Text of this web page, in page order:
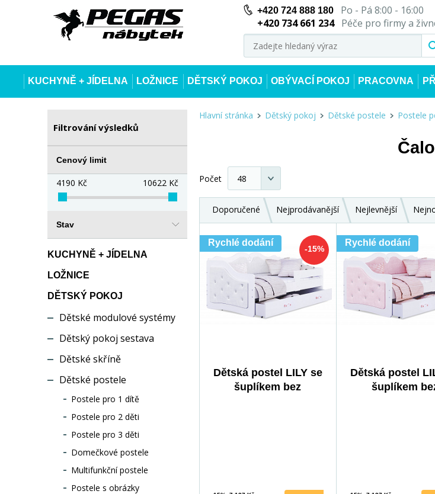
+420 724 888 180Po - Pá 8:00 - 16:00
+420 734 661 234
Péče pro firmy a
KUCHYNĚ + JÍDELNA LOŽNICE DĚTSKÝ POKOJ OBÝVACÍ POKOJ PRACOVNA
Filtrování výsledků
Cenový limit
4190 Kč 10622 Kč
Stav
KUCHYNĚ + JÍDELNA
LOŽNICE
DĚTSKÝ POKOJ
Dětské modulové systémy
Dětský pokoj sestava
Dětské skříně
Dětské postele
Postele pro 1 dítě
Postele pro 2 děti
Postele pro 3 děti
Domečkové postele
Multifunkční postele
Postele s obrázky
Hlavní stránka Dětský pokoj Dětské postele Postele
Počet
Doporučené Nejprodávanější Nejlevnější
-15%
Rychlé dodání
Dětská postel LILY se
šuplíkem bez
Rychlé dodání
Dětská postel
šuplíkem